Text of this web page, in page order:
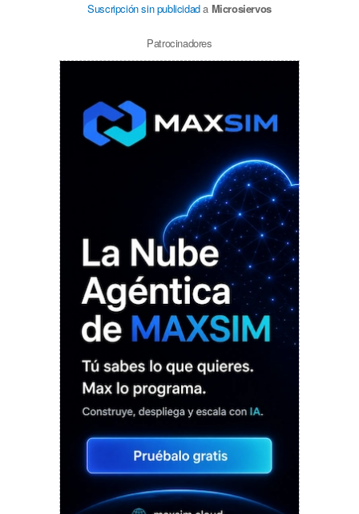
Suscripción sin publicidada Microsiervos
Patrocinadores